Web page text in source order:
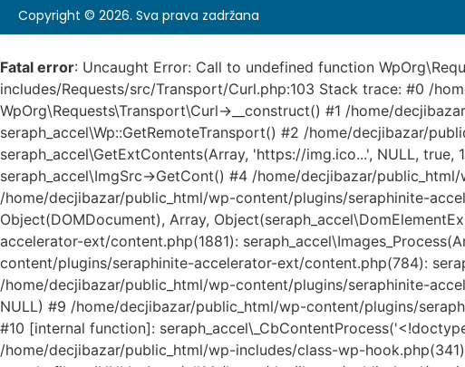
Copyright © 2026. Sva prava zadržana
Fatal error: Uncaught Error: Call to undefined function
includes/Requests/src/Transport/Curl.php:103 Stack trace: #0 /
WpOrg\Requests\Transport\Curl->__construct() #1 /home/
seraph_accel\Wp::GetRemoteTransport() #2 /home/decjibazar/
seraph_accel\GetExtContents(Array, 'https://img.ico...', NULL,
seraph_accel\ImgSrc->GetCont() #4 /home/decjibazar/
/home/decjibazar/public_html/wp-content/plugins/seraphinite-
Object(DOMDocument), Array,
accelerator-ext/content.php(1881):
content/plugins/seraphinite-accelerator-ext/content.php(784):
/home/decjibazar/public_html/wp-content/plugins/seraphinite-
NULL) #9 /home/decjibazar/public_html/wp-content/plugins/
#10 [internal function]:
/home/decjibazar/public_html/wp-includes/class-wp-